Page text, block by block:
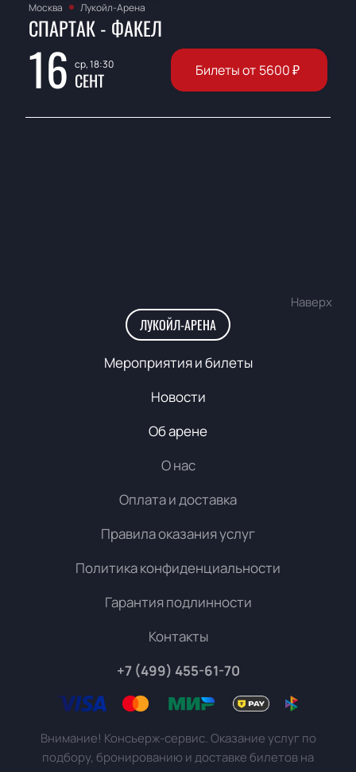
Москва
Лукойл-Арена
СПАРТАК - ФАКЕЛ
16 ср, 18:30
СЕНТ Билеты от 5600₽
Наверх
ЛУКОЙЛ-АРЕНА
Мероприятия и билеты
Новости
Об арене
О нас
Оплата и доставка
Правила оказания услуг
Политика конфиденциальности
Гарантия подлинности
Контакты
+7 (499) 455-61-70
Внимание! Консьерж-сервис. Оказание услуг по
подбору, бронированию и доставке билетов на